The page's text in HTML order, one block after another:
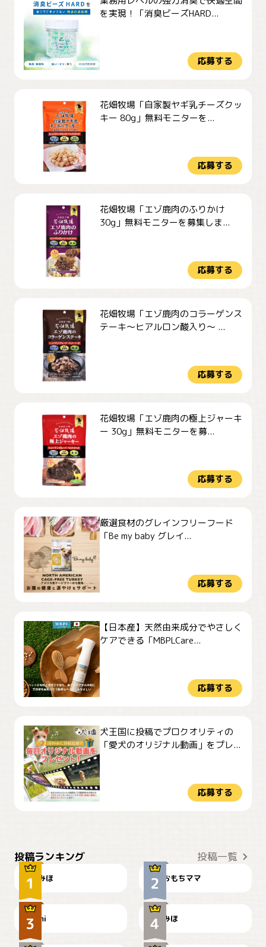
を実現！「消臭ビーズHARD...
応募する
花畑牧場「自家製ヤギ乳チーズクッ
キー 80g」無料モニターを...
応募する
花畑牧場「エゾ鹿肉のふりかけ
30g」無料モニターを募集しま...
応募する
花畑牧場「エゾ鹿肉のコラーゲンス
テーキ～ヒアルロン酸入り～ ...
応募する
花畑牧場「エゾ鹿肉の極上ジャーキ
ー 30g」無料モニターを募...
応募する
厳選食材のグレインフリーフード
「Be my baby グレイ...
応募する
【日本産】天然由来成分でやさしく
ケアできる「MBPLCare...
応募する
犬王国に投稿でプロクオリティの
「愛犬のオリジナル動画」をプレ...
応募する
投稿ランキング 投稿一覧
みほ おもちママ
可愛い？
mi
見てるぞぉ
みほ
🌻とむぎ！
ドーベルマンのお友達邸に
て